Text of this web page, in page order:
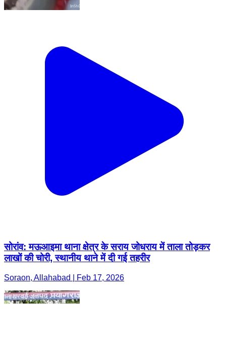
सोरांव: मऊआइमा थाना क्षेत्र के सराय जोधराय में ताला तोड़कर
लाखों की चोरी, स्थानीय थाने में दी गई तहरीर
Soraon, Allahabad | Feb 17, 2026